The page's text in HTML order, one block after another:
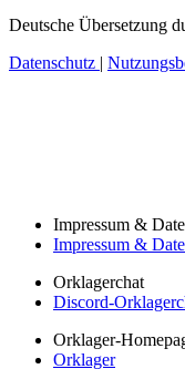
Deutsche Übersetzung
Datenschutz
Impressum &
Impressum &
Orklagerchat
Discord-
Orklager-
Orklager